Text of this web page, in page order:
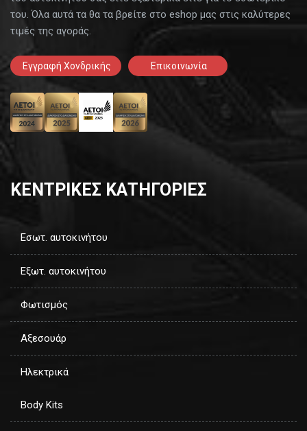
του. Όλα αυτά τα θα τα βρείτε στο eshop μας στις καλύτερες
τιμές της αγοράς.
Εγγραφή Χονδρικής Επικοινωνία
ΚΕΝΤΡΙΚΕΣ ΚΑΤΗΓΟΡΙΕΣ
Εσωτ. αυτοκινήτου
Εξωτ. αυτοκινήτου
Φωτισμός
Αξεσουάρ
Ηλεκτρικά
Body Kits